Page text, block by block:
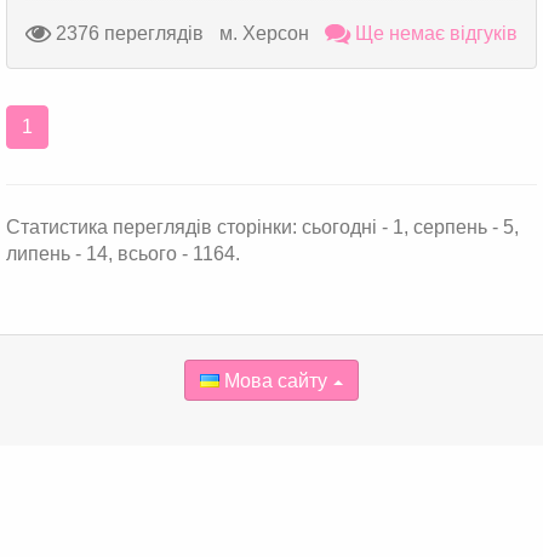
2376 переглядів м. Херсон Ще немає відгуків
1
Статистика переглядів сторінки: сьогодні - 1, серпень - 5,
липень - 14, всього - 1164.
Мова сайту